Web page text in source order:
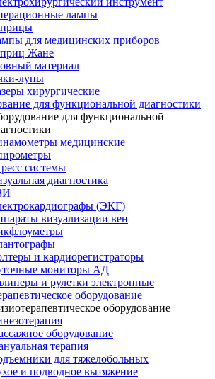
лампы
для медицинских приборов
Жане
материал
лупы
хирургические
для функциональной диагностики
для функциональной
медицинские
системы
диагностика
(ЭКГ)
визуализации вен
и кардиорегистраторы
мониторы АД
и рулетки электронные
оборудование
оборудование
оборудование
терапия
для тяжелобольных
и подводное вытяжение